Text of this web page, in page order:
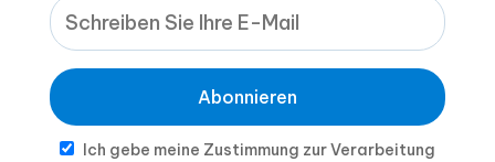
Abonnieren
Ich gebe meine Zustimmung zur Verarbeitung